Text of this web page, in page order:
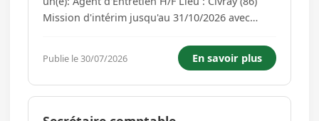
Mission d'intérim jusqu'au 31/10/2026 avec
sein du site de production, vous serez en
charge de : - A...
Publie le 30/07/2026 En savoir plus